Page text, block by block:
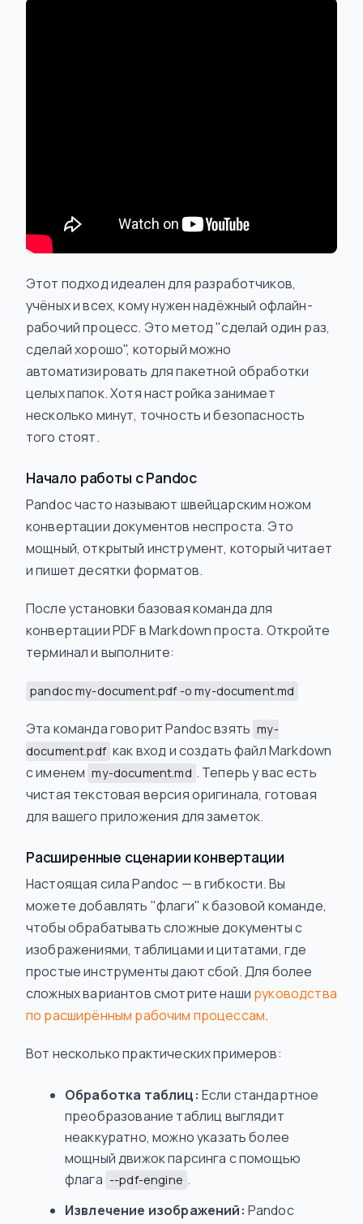
Этот подход идеален для разработчиков,
учёных и всех, кому нужен надёжный офлайн-
рабочий процесс. Это метод "сделай один раз,
сделай хорошо", который можно
автоматизировать для пакетной обработки
целых папок. Хотя настройка занимает
несколько минут, точность и безопасность
того стоят.
Начало работы с Pandoc
Pandoc часто называют швейцарским ножом
конвертации документов неспроста. Это
мощный, открытый инструмент, который читает
и пишет десятки форматов.
После установки базовая команда для
конвертации PDF в Markdown проста. Откройте
терминал и выполните:
pandoc my-document.pdf -o my-document.md
Эта команда говорит Pandoc взять my-
document.pdf как вход и создать файл Markdown
с именем my-document.md . Теперь у вас есть
чистая текстовая версия оригинала, готовая
для вашего приложения для заметок.
Расширенные сценарии конвертации
Настоящая сила Pandoc — в гибкости. Вы
можете добавлять "флаги" к базовой команде,
чтобы обрабатывать сложные документы с
изображениями, таблицами и цитатами, где
простые инструменты дают сбой. Для более
сложных вариантов смотрите наши руководства
по расширённым рабочим процессам.
Вот несколько практических примеров:
Обработка таблиц: Если стандартное
преобразование таблиц выглядит
неаккуратно, можно указать более
мощный движок парсинга с помощью
флага --pdf-engine .
Извлечение изображений: Pandoc